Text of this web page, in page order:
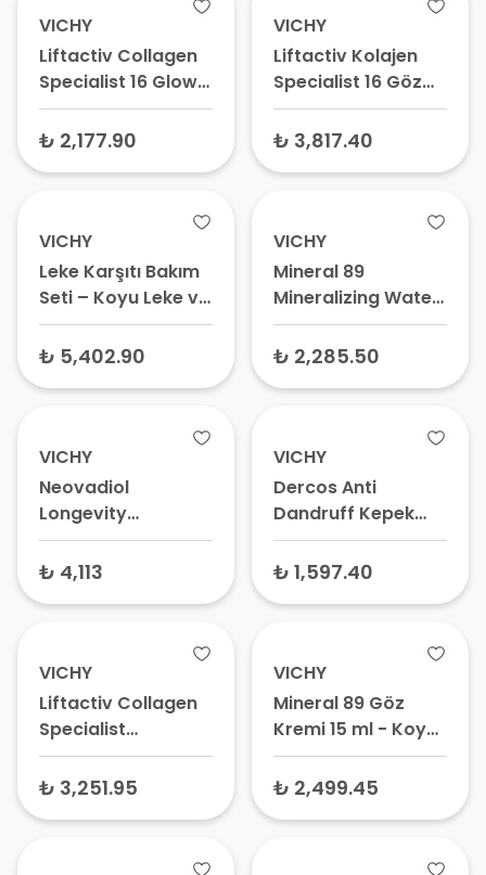
VICHY
Liftactiv Collagen
Specialist 16 Glow
Boosting Gel
Nemlendirici Jel
₺ 2,177.90
VICHY
Liftactiv Kolajen
Specialist 16 Göz
Serumu 15 ml
₺ 3,817.40
VICHY
Leke Karşıtı Bakım
Seti – Koyu Leke ve
Cilt Tonu Eşitleyici
Bakım Kiti
₺ 5,402.90
VICHY
Mineral 89
Mineralizing Water
+ Hyaluronic Acid
Serum 50 ml –
Güçlendirici
₺ 2,285.50
VICHY
Neovadiol
Longevity
Revolumizing
Cream Yüz Kremi
₺ 4,113
VICHY
Dercos Anti
Dandruff Kepek
Karşıtı Saç Kremi
200 ml
₺ 1,597.40
VICHY
Liftactiv Collagen
Specialist
Yaşlanma
Belirtilerine Karşı
₺ 3,251.95
VICHY
Mineral 89 Göz
Kremi 15 ml - Koyu
Halka & Kırışıklık
Karşıtı Hyalüronik
₺ 2,499.45